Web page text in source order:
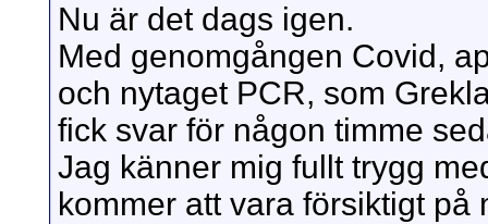
Nu är det dags igen.
Med genomgången Covid,
och nytaget PCR, som
fick svar för någon timme
Jag känner mig fullt trygg
kommer att vara försiktigt på